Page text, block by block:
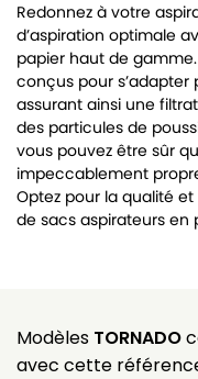
Redonnez à votre
d’aspiration optimale
papier haut de
conçus pour
assurant ainsi une
des particules de
vous pouvez être sûr
impeccablement
Optez pour la qualité
de sacs aspirateurs en
Modèles TORNADO
avec cette